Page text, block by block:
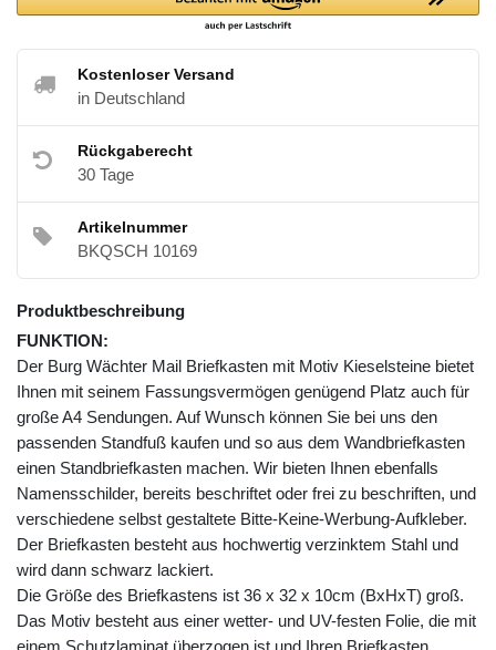
Kostenloser Versand
in Deutschland
Rückgaberecht
30 Tage
Artikelnummer
BKQSCH 10169
Produktbeschreibung
FUNKTION:
Der Burg Wächter Mail Briefkasten mit Motiv Kieselsteine bietet
Ihnen mit seinem Fassungsvermögen genügend Platz auch für
große A4 Sendungen. Auf Wunsch können Sie bei uns den
passenden Standfuß kaufen und so aus dem Wandbriefkasten
einen Standbriefkasten machen. Wir bieten Ihnen ebenfalls
Namensschilder, bereits beschriftet oder frei zu beschriften, und
verschiedene selbst gestaltete Bitte-Keine-Werbung-Aufkleber.
Der Briefkasten besteht aus hochwertig verzinktem Stahl und
wird dann schwarz lackiert.
Die Größe des Briefkastens ist 36 x 32 x 10cm (BxHxT) groß.
Das Motiv besteht aus einer wetter- und UV-festen Folie, die mit